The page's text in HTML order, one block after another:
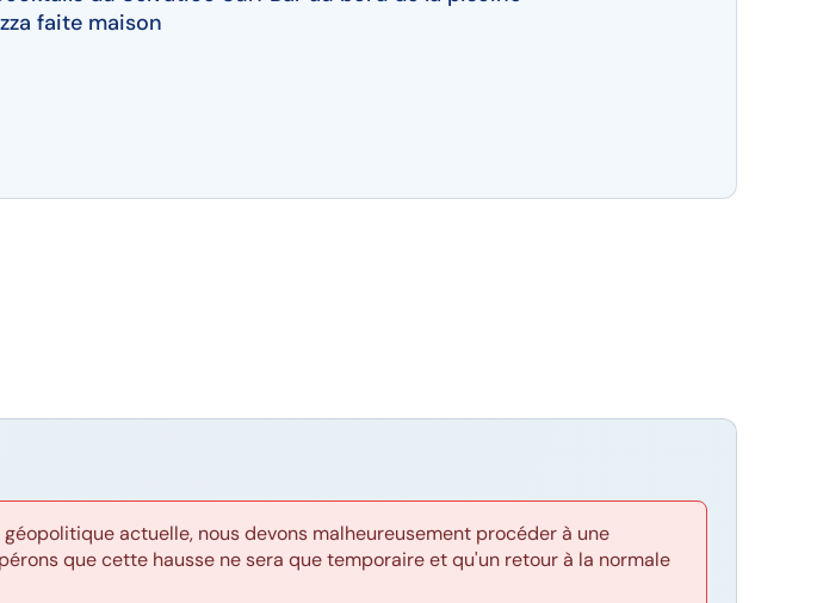
faite maison
actuelle, nous devons malheureusement procéder à une
que cette hausse ne sera que temporaire et qu'un retour à la normale